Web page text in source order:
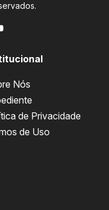
Nós
de Privacidade
de Uso